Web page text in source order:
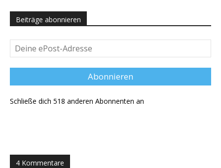
Beiträge abonnieren
Deine
ePost-
Adresse
Abonnieren
Schließe dich 518 anderen Abonnenten an
4 Kommentare